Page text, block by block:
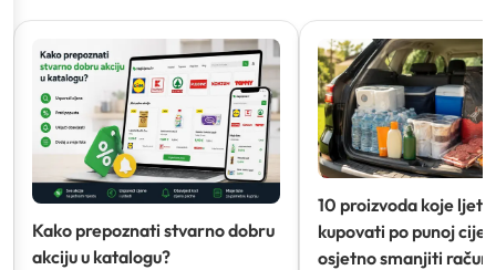
Kako prepoznati stvarno dobru
akciju u katalogu?
10 proizvoda koje ljeti
kupovati po punoj
osjetno smanjiti račun)